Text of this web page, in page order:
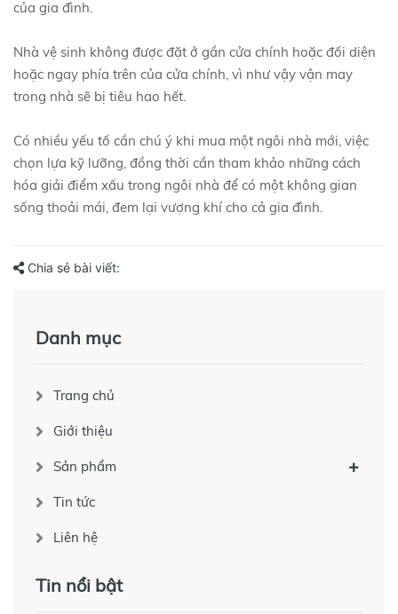
của gia đình.
Nhà vệ sinh không được đặt ở gần cửa chính hoặc đối diện
hoặc ngay phía trên của cửa chính, vì như vậy vận may
trong nhà sẽ bị tiêu hao hết.
Có nhiều yếu tố cần chú ý khi mua một ngôi nhà mới, việc
chọn lựa kỹ lưỡng, đồng thời cần tham khảo những cách
hóa giải điểm xấu trong ngôi nhà để có một không gian
sống thoải mái, đem lại vượng khí cho cả gia đình.
Chia sẻ bài viết:
Danh mục
Trang chủ
Giới thiệu
Sản phẩm
Tin tức
Liên hệ
Tin nổi bật